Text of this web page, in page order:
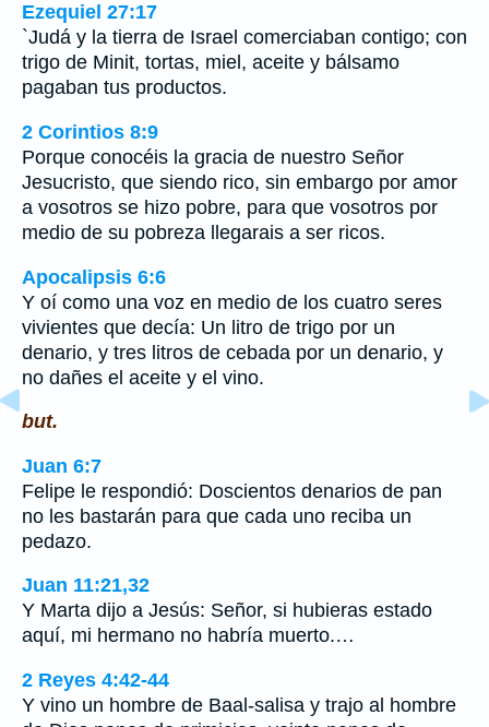
Ezequiel 27:17
`Judá y la tierra de Israel comerciaban contigo; con
trigo de Minit, tortas, miel, aceite y bálsamo
pagaban tus productos.
2 Corintios 8:9
Porque conocéis la gracia de nuestro Señor
Jesucristo, que siendo rico, sin embargo por amor
a vosotros se hizo pobre, para que vosotros por
medio de su pobreza llegarais a ser ricos.
Apocalipsis 6:6
Y oí como una voz en medio de los cuatro seres
vivientes que decía: Un litro de trigo por un
denario, y tres litros de cebada por un denario, y
no dañes el aceite y el vino.
but.
Juan 6:7
Felipe le respondió: Doscientos denarios de pan
no les bastarán para que cada uno reciba un
pedazo.
Juan 11:21,32
Y Marta dijo a Jesús: Señor, si hubieras estado
aquí, mi hermano no habría muerto.…
2 Reyes 4:42-44
Y vino un hombre de Baal-salisa y trajo al hombre